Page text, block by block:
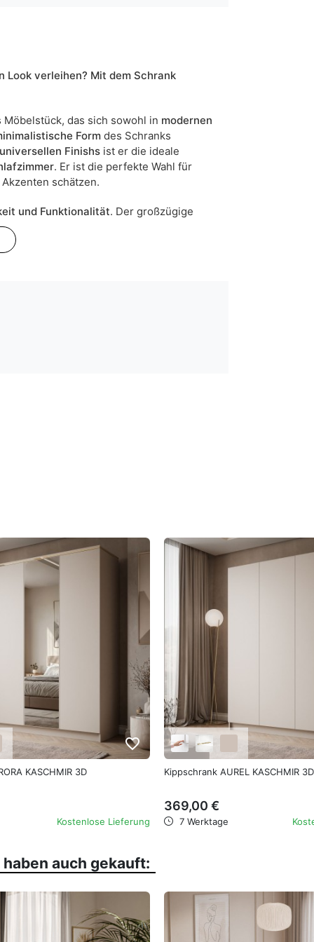
303
nein
5905723955000
27 Werktage
Maßabweichungen von +/- 2–3 cm möglich.
Look verleihen? Mit dem Schrank
das sich sowohl in modernen
Form des Schranks
universellen Finishs ist er die ideale
. Er ist die perfekte Wahl für
schätzen.
und Funktionalität. Der großzügige
verstauen möchten. Der Schrank
können sowohl
werden.
Zur Auswahl stehen
und einem
eine Verbindung von Funktionalität
und flexiblen Möbelstück,
stark,
mm stark,
gegen den täglichen Gebrauch,
transparente Front oder eine
favorite_border
KASCHMIR 3D
Kostenlose Lieferung
Kippschrank AUREL KASCHMIR 3D
369,00 €
7 Werktage
auch gekauft: